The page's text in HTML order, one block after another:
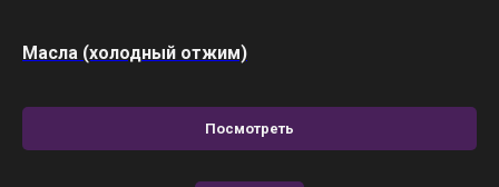
Масла (холодный отжим)
Посмотреть